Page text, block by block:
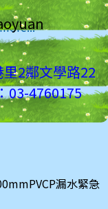
more...
漏水緊急
2鄰文學路22
03-4760175